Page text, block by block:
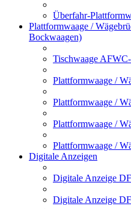
Überfahr-
Plattformwaage /
Bockwaagen)
Tischwaage
Plattformwaage /
Plattformwaage /
Plattformwaage /
Plattformwaage /
Digitale Anzeigen
Digitale Anzeige
Digitale Anzeige